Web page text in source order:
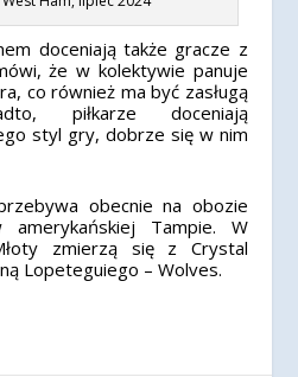
doceniają także gracze z
że w kolektywie panuje
co również ma być zasługą
piłkarze doceniają
styl gry, dobrze się w nim
obecnie na obozie
amerykańskiej Tampie. W
zmierzą się z Crystal
Lopeteguiego – Wolves.